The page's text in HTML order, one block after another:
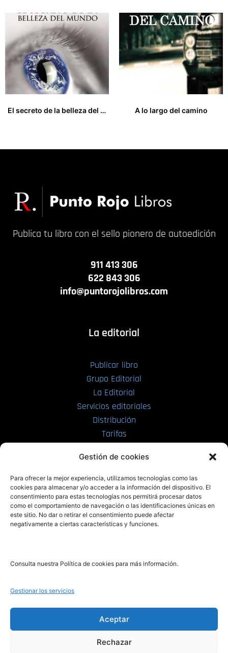
Gestión de cookies
Para ofrecer la mejor experiencia, utilizamos tecnologías como las
cookies para almacenar y/o acceder a la información del dispositivo. El
consentimiento para estas tecnologías nos permitirá procesar datos
como el comportamiento de navegación o las identificaciones únicas en
este sitio. No dar o retirar el consentimiento puede afectar
negativamente a ciertas características y funciones.
Consulta nuestra Política de cookies para más información.
Gestionar los servicios
Aceptar
Rechazar
El secreto de la belleza del mundo
A lo largo del camino
Publica tu libro con el sello pionero de autoedición
911 413 306
622 843 306
info@puntorojolibros.com
La editorial
Publicar libro
Grupo Editorial
La Editorial
Servicios editoriales
Distribución
Tarifas
PRL | Films
PRL | Play
PRL | LAB
Noticias
Legal
Aviso Legal